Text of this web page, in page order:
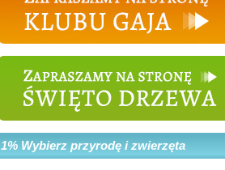
1% Wybierz przyrodę i zwierzęta